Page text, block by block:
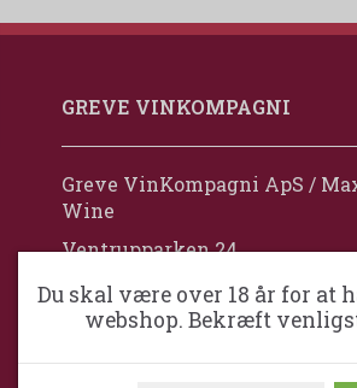
GREVE VINKOMPAGNI
Greve VinKompagni ApS /
Wine
Ventrupparken 24
DK-2670 Greve
Danmark
+45 24 92 77 88
Du skal være over 18 år for at
webshop. Bekræft